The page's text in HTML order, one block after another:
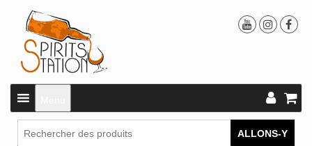
ALLONS-Y